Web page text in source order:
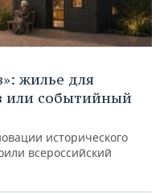
жилье для
или событийный
исторического
всероссийский